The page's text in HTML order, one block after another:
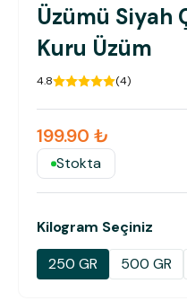
Üzümü Siyah
Kuru Üzüm
4.8 (4)
199.90 ₺
Stokta
Kilogram Seçiniz
250 GR
500 GR